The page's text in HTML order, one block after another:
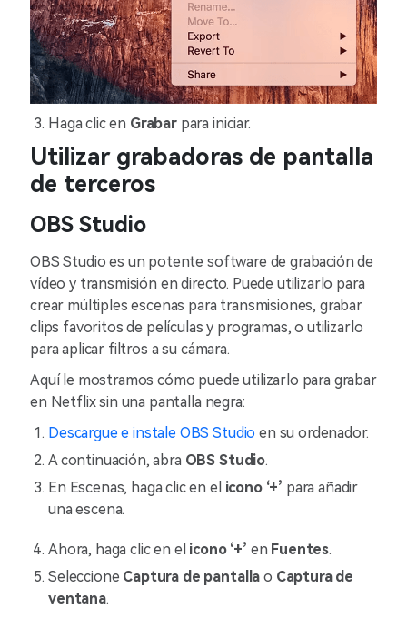
Haga clic en Grabarpara iniciar.
Utilizar grabadoras de pantalla
de terceros
OBS Studio
OBS Studio es un potente software de grabación de
vídeo y transmisión en directo. Puede utilizarlo para
crear múltiples escenas para transmisiones, grabar
clips favoritos de películas y programas, o utilizarlo
para aplicar filtros a su cámara.
Aquí le mostramos cómo puede utilizarlo para grabar
en Netflix sin una pantalla negra:
Descargue e instale OBS Studio en su ordenador.
A continuación, abra OBS Studio.
En Escenas, haga clic en el icono ‘+’ para añadir
una escena.
Ahora, haga clic en el icono ‘+’ en Fuentes.
Seleccione Captura de pantalla o Captura de
ventana.